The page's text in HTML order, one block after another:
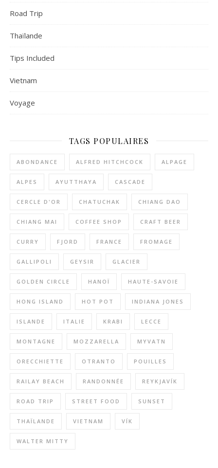
Road Trip
Thaïlande
Tips Included
Vietnam
Voyage
TAGS POPULAIRES
ABONDANCE ALFRED HITCHCOCK ALPAGE
ALPES AYUTTHAYA CASCADE
CERCLE D'OR CHATUCHAK CHIANG DAO
CHIANG MAI COFFEE SHOP CRAFT BEER
CURRY FJORD FRANCE FROMAGE
GALLIPOLI GEYSIR GLACIER
GOLDEN CIRCLE HANOÏ HAUTE-SAVOIE
HONG ISLAND HOT POT INDIANA JONES
ISLANDE ITALIE KRABI LECCE
MONTAGNE MOZZARELLA MYVATN
ORECCHIETTE OTRANTO POUILLES
RAILAY BEACH RANDONNÉE REYKJAVÍK
ROAD TRIP STREET FOOD SUNSET
THAÏLANDE VIETNAM VÍK
WALTER MITTY